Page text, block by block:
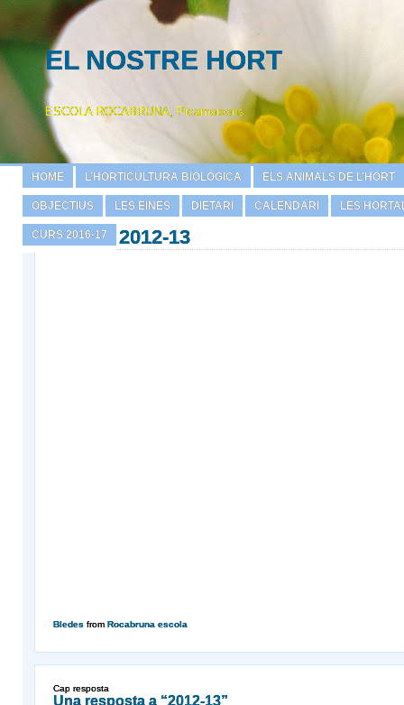
EL NOSTRE HORT
ESCOLA ROCABRUNA, Picamoixons
HOME L’HORTICULTURA BIOLÒGICA ELS ANIMALS DE L’HORT
OBJECTIUS LES EINES DIETARI CALENDARI LES
CURS 2016-17 2012-13
Bledes from Rocabruna escola
Cap resposta
Una resposta a “2012-13”